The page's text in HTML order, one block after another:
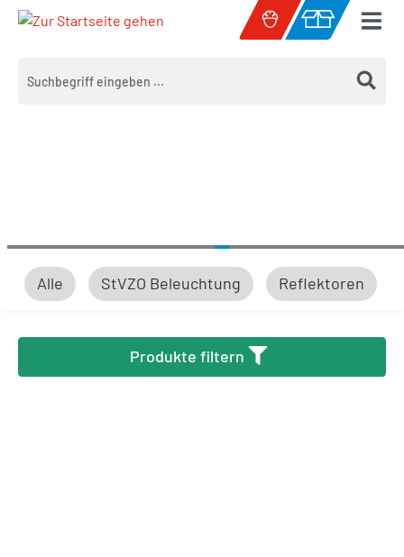
Zum Hauptinhalt springen
Warenkorb
Alle StVZO Beleuchtung Reflektoren
Produkte filtern